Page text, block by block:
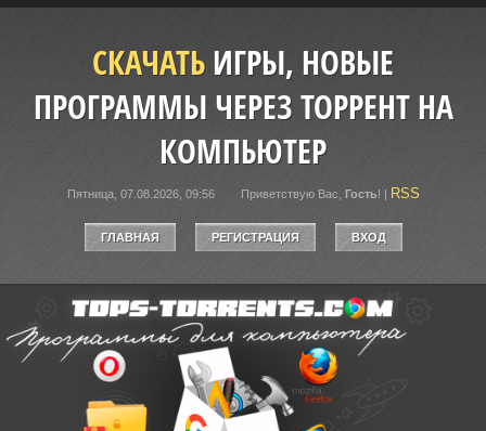
СКАЧАТЬИГРЫ, НОВЫЕ
ПРОГРАММЫ ЧЕРЕЗ ТОРРЕНТ НА
КОМПЬЮТЕР
Пятница, 07.08.2026, 09:56 Приветствую Вас Гость! | RSS
ГЛАВНАЯ РЕГИСТРАЦИЯ ВХОД